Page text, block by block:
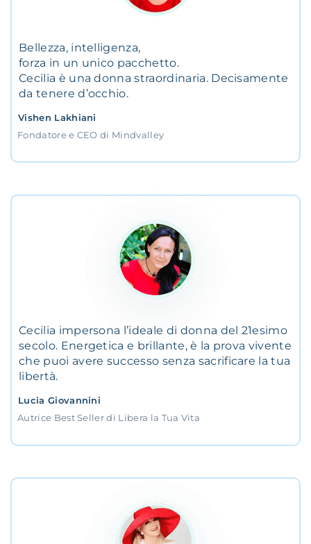
Bellezza, intelligenza,
forza in un unico pacchetto.
Cecilia è una donna straordinaria. Decisamente
da tenere d’occhio.
Vishen Lakhiani
Fondatore e CEO di Mindvalley
Cecilia impersona l’ideale di donna del 21esimo
secolo. Energetica e brillante, è la prova vivente
che puoi avere successo senza sacrificare la tua
libertà.
Lucia Giovannini
Autrice Best Seller di Libera la Tua Vita